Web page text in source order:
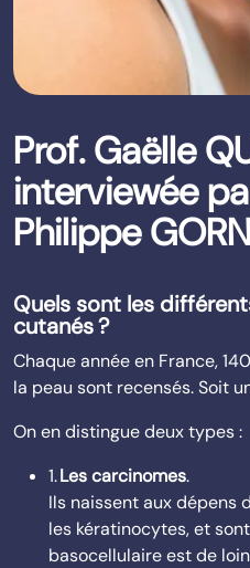
Prof. Gaëlle
interviewée
Philippe
Quels sont les
cutanés ?
Chaque année en France,
la peau sont recensés. Soit
On en distingue deux types :
1.Les carci­nomes.
Ils naissent aux dépens
les kératinocytes, et
basocellulaire est de